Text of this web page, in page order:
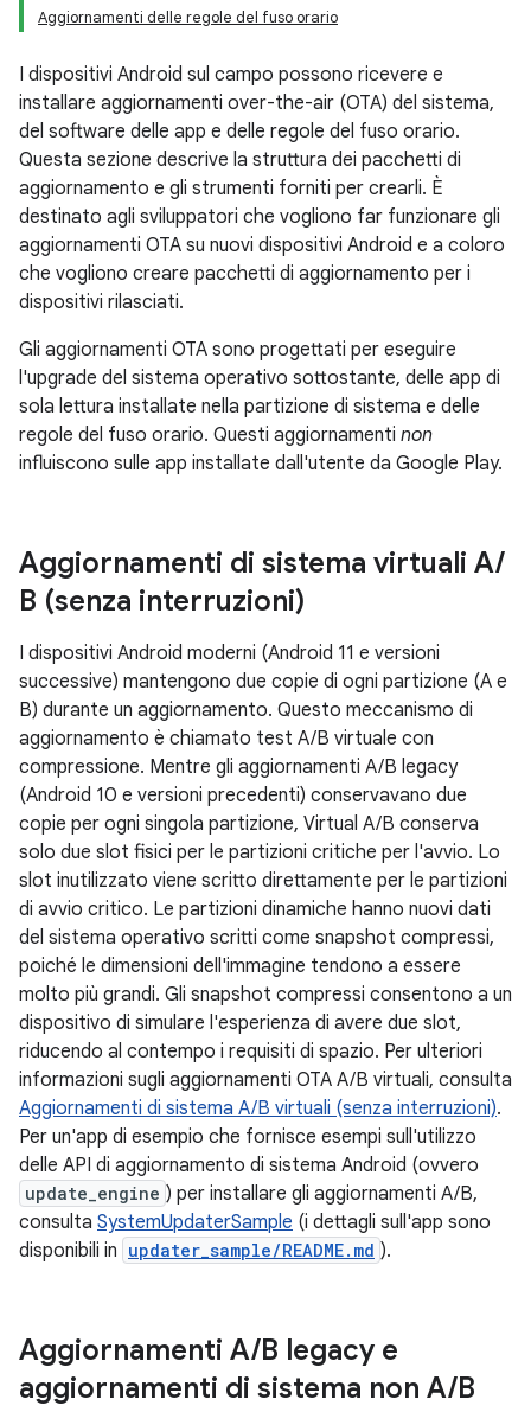
Aggiornamenti delle regole del fuso orario
I dispositivi Android sul campo possono ricevere e
installare aggiornamenti over-the-air (OTA) del sistema,
del software delle app e delle regole del fuso orario.
Questa sezione descrive la struttura dei pacchetti di
aggiornamento e gli strumenti forniti per crearli. È
destinato agli sviluppatori che vogliono far funzionare gli
aggiornamenti OTA su nuovi dispositivi Android e a coloro
che vogliono creare pacchetti di aggiornamento per i
dispositivi rilasciati.
Gli aggiornamenti OTA sono progettati per eseguire
l'upgrade del sistema operativo sottostante, delle app di
sola lettura installate nella partizione di sistema e delle
regole del fuso orario. Questi aggiornamenti non
influiscono sulle app installate dall'utente da Google Play.
Aggiornamenti di sistema virtuali A/
B (senza interruzioni)
I dispositivi Android moderni (Android 11 e versioni
successive) mantengono due copie di ogni partizione (A e
B) durante un aggiornamento. Questo meccanismo di
aggiornamento è chiamato test A/B virtuale con
compressione. Mentre gli aggiornamenti A/B legacy
(Android 10 e versioni precedenti) conservavano due
copie per ogni singola partizione, Virtual A/B conserva
solo due slot fisici per le partizioni critiche per l'avvio. Lo
slot inutilizzato viene scritto direttamente per le partizioni
di avvio critico. Le partizioni dinamiche hanno nuovi dati
del sistema operativo scritti come snapshot compressi,
poiché le dimensioni dell'immagine tendono a essere
molto più grandi. Gli snapshot compressi consentono a un
dispositivo di simulare l'esperienza di avere due slot,
riducendo al contempo i requisiti di spazio. Per ulteriori
informazioni sugli aggiornamenti OTA A/B virtuali, consulta
Aggiornamenti di sistema A/B virtuali (senza interruzioni).
Per un'app di esempio che fornisce esempi sull'utilizzo
delle API di aggiornamento di sistema Android (ovvero
update_engine ) per installare gli aggiornamenti A/B,
consulta SystemUpdaterSample (i dettagli sull'app sono
disponibili in updater_sample/README.md ).
Aggiornamenti A/B legacy e
aggiornamenti di sistema non A/B